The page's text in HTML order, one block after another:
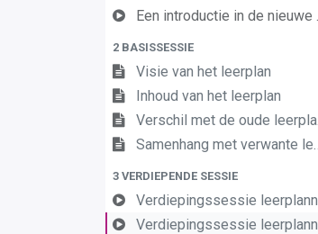
Een introductie in de nieuwe leerplannen van de derde graad
2 BASISSESSIE
Visie van het leerplan
Inhoud van het leerplan
Verschil met de oude leerplannen
Samenhang met verwante leerplannen
3 VERDIEPENDE SESSIE
Verdiepingssessie leerplannen Frans en Engels 3e gr Mod Talen éénpolig (D-fin) (deel 1)
Verdiepingssessie leerplannen Frans en Engels 3e gr Mod Talen éénpolig (D-fin) (deel 2)